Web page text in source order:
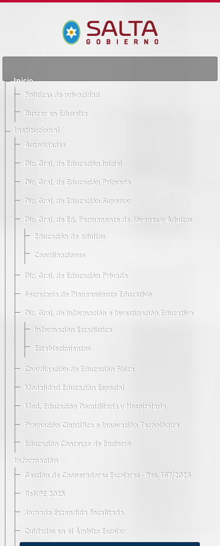
Inicio
Políticas de privacidad
Buscar en Edusalta
Institucional
Autoridades
Dir. Gral. de Educación Inicial
Dir. Gral. de Educación Primaria
Dir. Gral. de Educación Superior
Dir. Gral. de Ed. Permanente de Jóvenes y Adultos
Educación de adultos
Coordinaciones
Dir. Gral. de Educación Privada
Secretaría de Planeamiento Educativo
Dir. Gral. de Información e Investigación Educativa
Información Estadística
Establecimientos
Coordinación de Educación Física
Modalidad Educación Especial
Mod. Educación Domiciliaria y Hospitalaria
Promoción Científica e Innovación Tecnológica
Educación Contexto de Encierro
Información
Gestión de Cooperadoras Escolares · Res. 167/2026
ReNPE 2025
Jornada Extendida Focalizada
Cuidados en el Ámbito Escolar